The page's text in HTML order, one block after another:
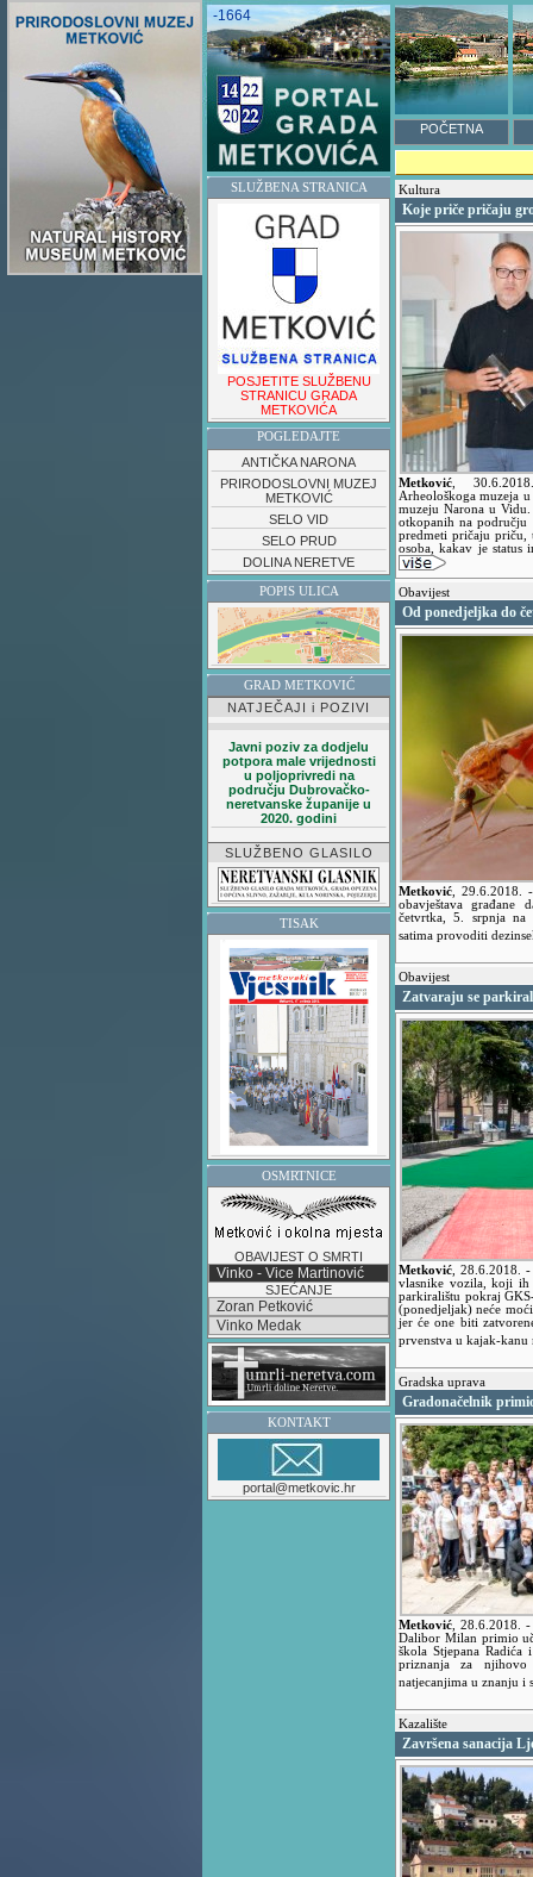
-1664
POČETNA
SLUŽBENA STRANICA
POSJETITE SLUŽBENU
STRANICU GRADA
METKOVIĆA
POGLEDAJTE
ANTIČKA NARONA
PRIRODOSLOVNI MUZEJ
METKOVIĆ
SELO VID
SELO PRUD
DOLINA NERETVE
POPIS ULICA
GRAD METKOVIĆ
NATJEČAJI i POZIVI
Javni poziv za dodjelu
potpora male vrijednosti
u poljoprivredi na
području Dubrovačko-
neretvanske županije u
2020. godini
SLUŽBENO GLASILO
TISAK
OSMRTNICE
OBAVIJEST O SMRTI
Vinko - Vice Martinović
SJEĆANJE
Zoran Petković
Vinko Medak
KONTAKT
portal@metkovic.hr
Kultura
Koje priče pričaju
Metković
Arheološkoga muzeja
muzeju Narona u
otkopanih na području
predmeti pričaju priču,
osoba, kakav je status
Obavijest
Od ponedjeljka do
Metković 29.6.2018.
obavještava
četvrtka, 5. srpnja
satima provoditi
Obavijest
Zatvaraju se
Metković 28.6.2018. -
vlasnike vozila, koji ih
parkiralištu pokraj
(ponedjeljak) neće
jer će one biti
prvenstva u kajak-
Gradska uprava
Gradonačelnik
Metković 28.6.2018. -
Dalibor Milan primio
škola Stjepana
priznanja za
natjecanjima u znanju i
Kazalište
Završena sanacija